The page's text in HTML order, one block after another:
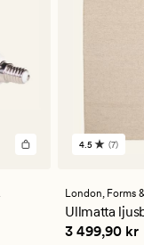
7
ett
betyg
på
4.5 (7)
London, Forms
Ullmatta
Pris 3
3 499,90 kr